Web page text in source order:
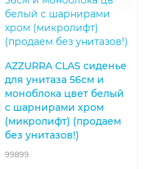
AZZURRA CLAS сиденье
для унитаза 56см и
моноблока цвет белый
с шарнирами хром
(микролифт) (продаем
без унитазов!)
99899